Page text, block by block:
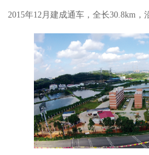
2015年12月建成通车，全长30.8km，